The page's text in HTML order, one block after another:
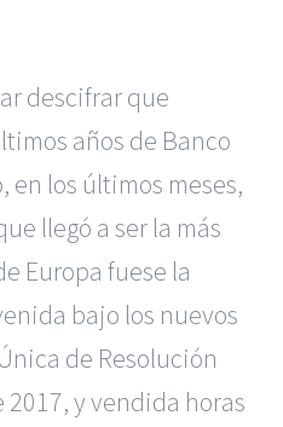
descifrar que
años de Banco
en los últimos meses,
llegó a ser la más
Europa fuese la
bajo los nuevos
de Resolución
2017, y vendida horas